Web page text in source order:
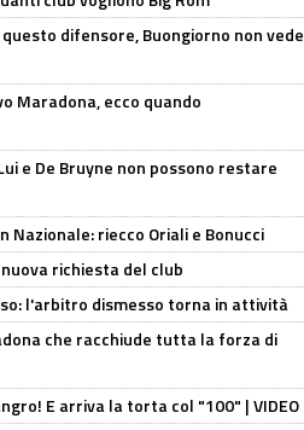
difensore, Buongiorno non vede
Maradona, ecco quando
e De Bruyne non possono restare
riecco Oriali e Bonucci
richiesta del club
l'arbitro dismesso torna in attività
che racchiude tutta la forza di
E arriva la torta col "100" | VIDEO